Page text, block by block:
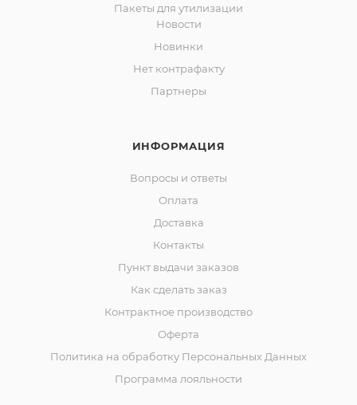
Пакеты для утилизации
Новости
Новинки
Нет контрафакту
Партнеры
ИНФОРМАЦИЯ
Вопросы и ответы
Оплата
Доставка
Контакты
Пункт выдачи заказов
Как сделать заказ
Контрактное производство
Оферта
Политика на обработку Персональных Данных
Программа лояльности